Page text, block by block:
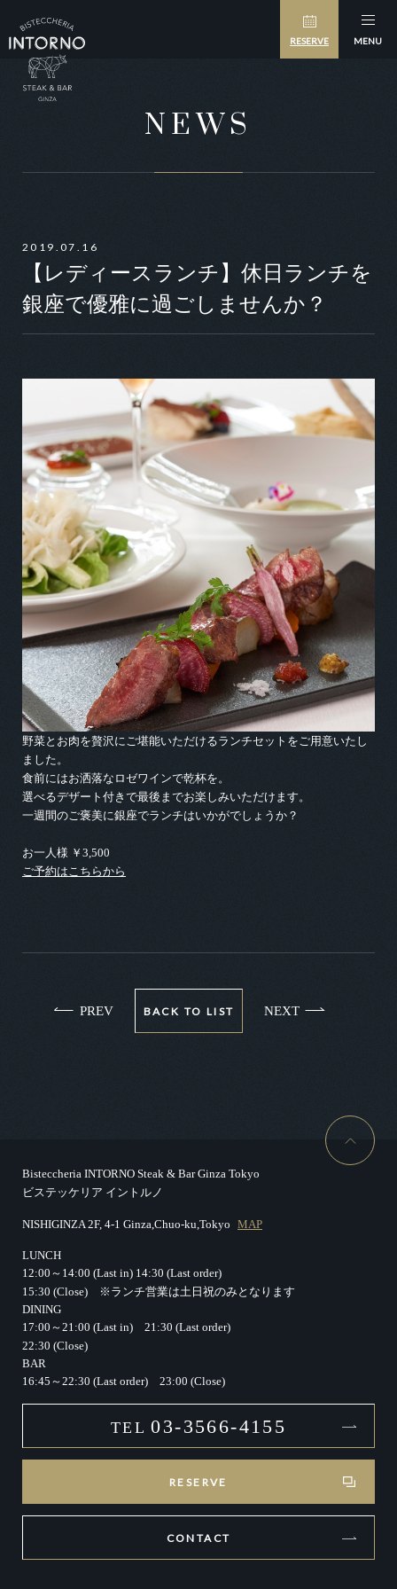
RESERVE MENU
NEWS
2019.07.16
【レディースランチ】休日ランチを
銀座で優雅に過ごしませんか？
野菜とお肉を贅沢にご堪能いただけるランチセットをご用意いたし
ました。
食前にはお洒落なロゼワインで乾杯を。
選べるデザート付きで最後までお楽しみいただけます。
一週間のご褒美に銀座でランチはいかがでしょうか？
お一人様 ￥3,500
ご予約はこちらから
PREV BACK TO LIST NEXT
Bisteccheria INTORNO Steak & Bar Ginza Tokyo
ビステッケリア イントルノ
NISHIGINZA 2F, 4-1 Ginza,Chuo-ku,Tokyo MAP
LUNCH
12:00～14:00 (Last in) 14:30 (Last order)
15:30 (Close)
※ランチ営業は土日祝のみとなります
DINING
17:00～21:00 (Last in)
21:30 (Last order)
22:30 (Close)
BAR
16:45～22:30 (Last order)
23:00 (Close)
TEL 03-3566-4155
RESERVE
CONTACT